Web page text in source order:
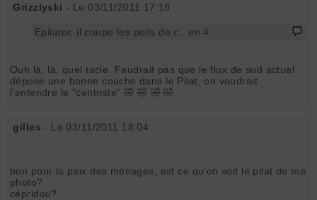
Grizzlyski - Le 03/11/2011 17:18
Epilator, il coupe les poils de c.. en 4
Ouh là, là, quel tacle. Faudrait pas que le flux de sud actuel
dépose une bonne couche dans le Pilat, on voudrait
l'entendre le "centriste" 🤣 🤣 🤣 🤣
gilles - Le 03/11/2011 18:04
bon pour la paix des ménages, est ce qu'on voit le pilat de ma
photo?
cépridou?